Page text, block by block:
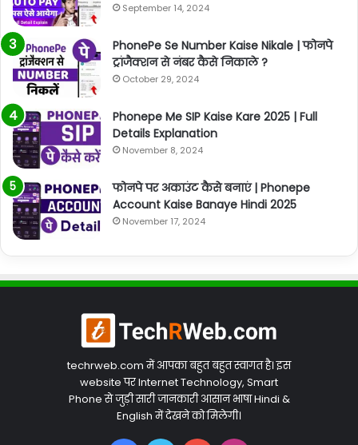
September 14, 2024
PhonePe Se Number Kaise Nikale | फोनपे
ट्रांजैक्शन से नंबर कैसे निकाले ?
October 29, 2024
Phonepe Me SIP Kaise Kare 2025 | Full
Details Explanation
November 8, 2024
फोनपे पर अकाउंट कैसे बनाएं | Phonepe
Account Kaise Banaye Hindi 2025
November 17, 2024
techrweb.com में आपका बहुत बहुत स्वागत है। इस
website पर Internet Technology, Smart
Phone से जुड़ी सारी जानकारी आसान भाषा Hindi &
English में देखने को मिलेगी।